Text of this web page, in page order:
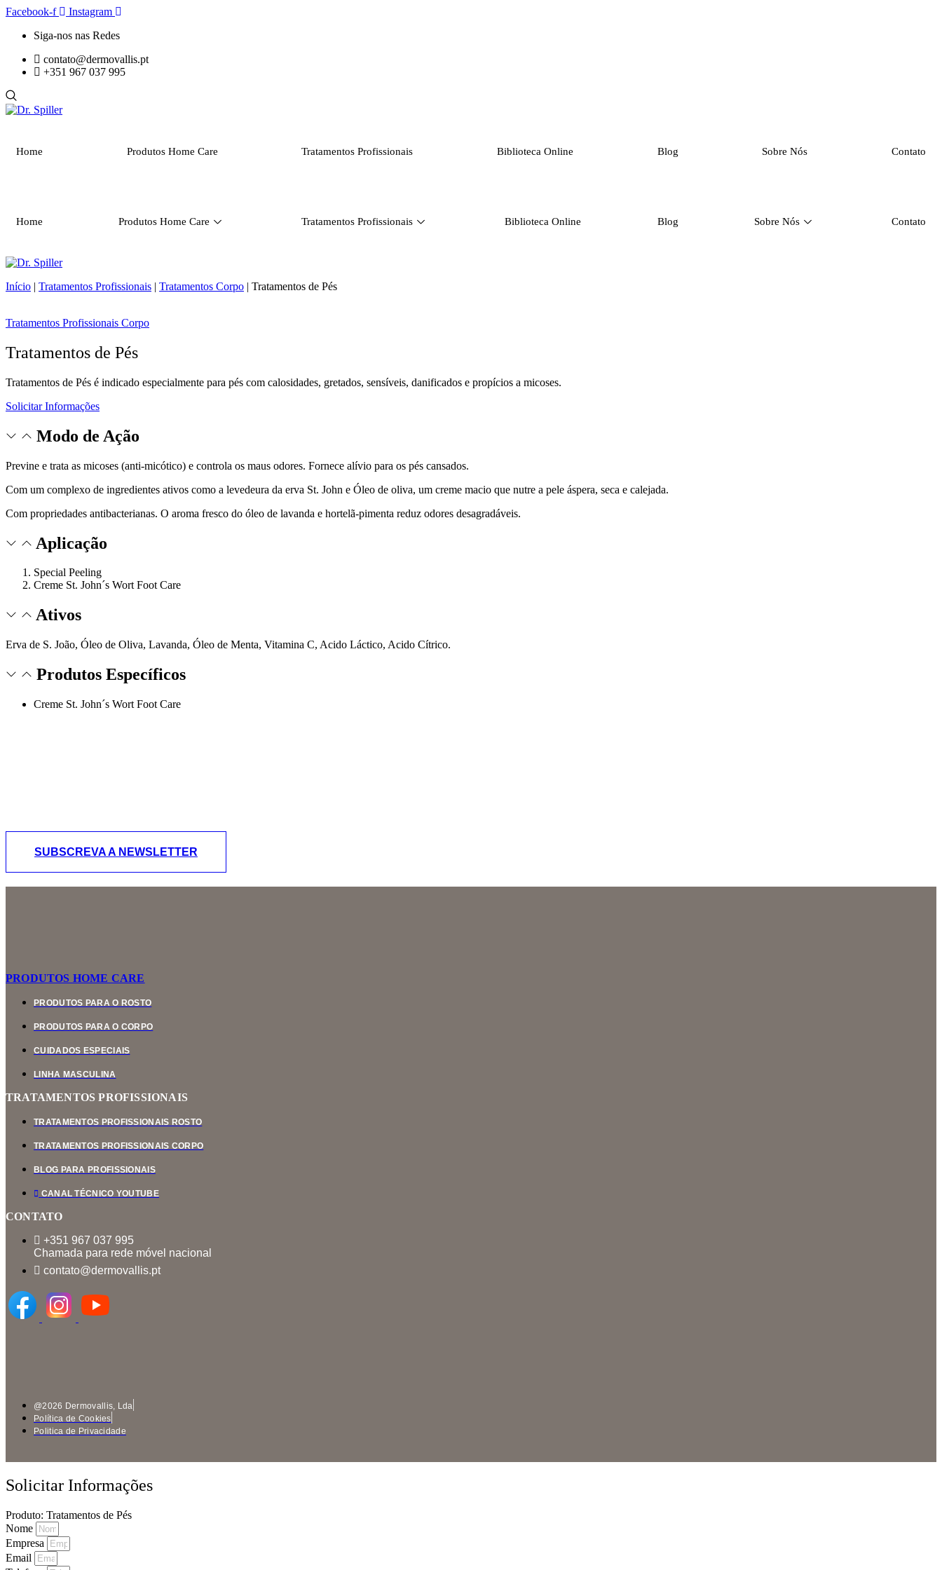
Pular
Facebook-f
Instagram
Siga-nos nas Redes
contato@dermovallis.pt
+351 967 037 995
Home Produtos Home Care Tratamentos Profissionais Biblioteca Online Blog Sobre Nós Contato
Home Produtos Home Care Tratamentos Profissionais Biblioteca Online Blog Sobre Nós Contato
Início | Tratamentos Profissionais | Tratamentos Corpo | Tratamentos de Pés
Tratamentos Profissionais Corpo
Tratamentos de Pés
Tratamentos de Pés é indicado especialmente para pés com calosidades, gretados, sensíveis, danificados e propícios a micoses.
Solicitar Informações
Modo de Ação
Previne e trata as micoses (anti-micótico) e controla os maus odores. Fornece alívio para os pés cansados.
Com um complexo de ingredientes ativos como a levedeura da erva St. John e Óleo de oliva, um creme macio que nutre a pele áspera, seca e calejada.
Com propriedades antibacterianas. O aroma fresco do óleo de lavanda e hortelã-pimenta reduz odores desagradáveis.
Aplicação
Special Peeling
Creme St. John´s Wort Foot Care
Ativos
Erva de S. João, Óleo de Oliva, Lavanda, Óleo de Menta, Vitamina C, Acido Láctico, Acido Cítrico.
Produtos Específicos
Creme St. John´s Wort Foot Care
Descubra conteúdos e novidades da Dr. Spiller para profissionais.
SUBSCREVA A NEWSLETTER
PRODUTOS HOME CARE
PRODUTOS PARA O ROSTO
PRODUTOS PARA O CORPO
CUIDADOS ESPECIAIS
LINHA MASCULINA
TRATAMENTOS PROFISSIONAIS
TRATAMENTOS PROFISSIONAIS ROSTO
TRATAMENTOS PROFISSIONAIS CORPO
BLOG PARA PROFISSIONAIS
CANAL TÉCNICO YOUTUBE
CONTATO
+351 967 037 995
Chamada para rede móvel nacional
contato@dermovallis.pt
@2026 Dermovallis, Lda
Política de Cookies
Politica de Privacidade
Solicitar Informações
Produto: Tratamentos de Pés
Nome
Empresa
Email